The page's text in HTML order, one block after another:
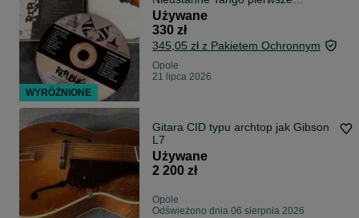
wydanie MMPP002 1991 rok unikat
Grzegorz Ciechowski okazja
Używane
330 zł
345,05 zł z Pakietem Ochronnym
Opole
21 lipca 2026
Gitara CID typu archtop jak Gibson
L7
Używane
2 200 zł
Opole
Odświeżono dnia 06 sierpnia 2026
WYRÓŻNIONE